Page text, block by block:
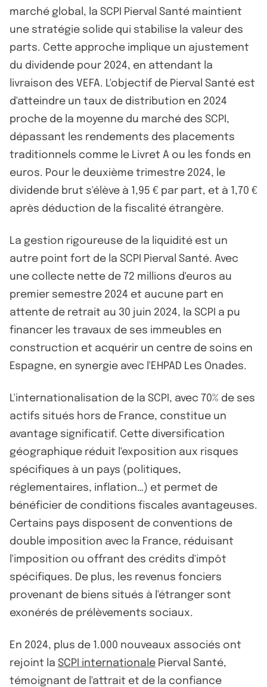
marché global, la SCPI Pierval Santé maintient
une stratégie solide qui stabilise la valeur des
parts. Cette approche implique un ajustement
du dividende pour 2024, en attendant la
livraison des VEFA. L'objectif de Pierval Santé est
d'atteindre un taux de distribution en 2024
proche de la moyenne du marché des SCPI,
dépassant les rendements des placements
traditionnels comme le Livret A ou les fonds en
euros. Pour le deuxième trimestre 2024, le
dividende brut s'élève à 1,95 € par part, et à 1,70 €
après déduction de la fiscalité étrangère.
La gestion rigoureuse de la liquidité est un
autre point fort de la SCPI Pierval Santé. Avec
une collecte nette de 72 millions d'euros au
premier semestre 2024 et aucune part en
attente de retrait au 30 juin 2024, la SCPI a pu
financer les travaux de ses immeubles en
construction et acquérir un centre de soins en
Espagne, en synergie avec l'EHPAD Les Onades.
L'internationalisation de la SCPI, avec 70% de ses
actifs situés hors de France, constitue un
avantage significatif. Cette diversification
géographique réduit l'exposition aux risques
spécifiques à un pays (politiques,
réglementaires, inflation…) et permet de
bénéficier de conditions fiscales avantageuses.
Certains pays disposent de conventions de
double imposition avec la France, réduisant
l'imposition ou offrant des crédits d'impôt
spécifiques. De plus, les revenus fonciers
provenant de biens situés à l'étranger sont
exonérés de prélèvements sociaux.
En 2024, plus de 1.000 nouveaux associés ont
rejoint la SCPI internationale Pierval Santé,
témoignant de l'attrait et de la confiance